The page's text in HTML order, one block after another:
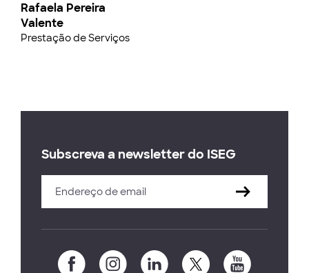
Rafaela Pereira
Valente
Prestação de Serviços
Subscreva a newsletter do ISEG